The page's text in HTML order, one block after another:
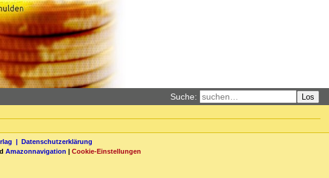
Suche: Los
| Datenschutzerklärung
Amazonnavigation | Cookie-Einstellungen